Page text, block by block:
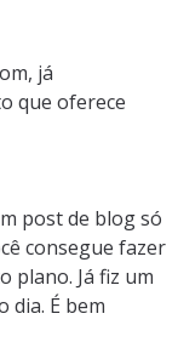
já
que oferece
post de blog só
consegue fazer
plano. Já fiz um
dia. É bem